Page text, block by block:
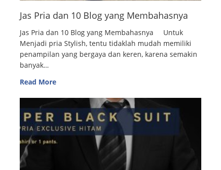
Jas Pria dan 10 Blog yang Membahasnya
Jas Pria dan 10 Blog yang Membahasnya Untuk
Menjadi pria Stylish, tentu tidaklah mudah memiliki
penampilan yang bergaya dan keren, karena semakin
banyak…
Read More